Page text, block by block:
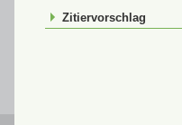
Zitiervorschlag